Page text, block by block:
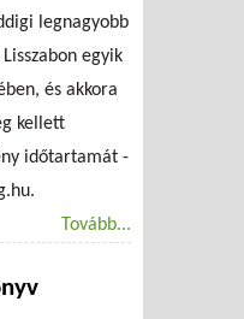
legnagyobb
egyik
és akkora
kellett
időtartamát -
Tovább...